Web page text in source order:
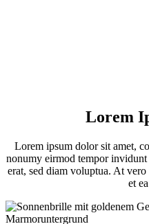
Lorem
Lorem ipsum dolor sit amet,
nonumy eirmod tempor
erat, sed diam voluptua. At
et